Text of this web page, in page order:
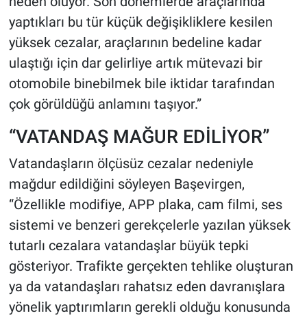
yaptıkları bu tür küçük değişikliklere kesilen
yüksek cezalar, araçlarının bedeline kadar
ulaştığı için dar gelirliye artık mütevazi bir
otomobile binebilmek bile iktidar tarafından
çok görüldüğü anlamını taşıyor.”
“VATANDAŞ MAĞUR EDİLİYOR”
Vatandaşların ölçüsüz cezalar nedeniyle
mağdur edildiğini söyleyen Başevirgen,
“Özellikle modifiye, APP plaka, cam filmi, ses
sistemi ve benzeri gerekçelerle yazılan yüksek
tutarlı cezalara vatandaşlar büyük tepki
gösteriyor. Trafikte gerçekten tehlike oluşturan
ya da vatandaşları rahatsız eden davranışlara
yönelik yaptırımların gerekli olduğu konusunda